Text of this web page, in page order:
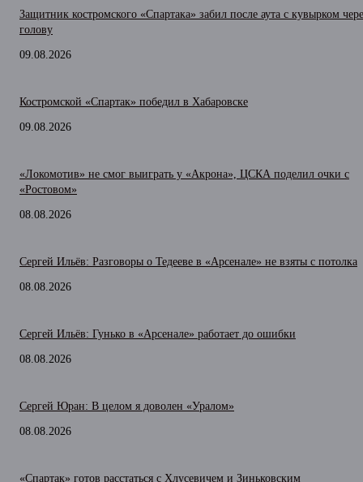
Защитник костромского «Спартака» забил после аута с кувырком
голову
09.08.2026
Костромской «Спартак» победил в Хабаровске
09.08.2026
«Локомотив» не смог выиграть у «Акрона», ЦСКА поделил очки с
«Ростовом»
08.08.2026
Сергей Ильёв: Разговоры о Тедееве в «Арсенале» не взяты с потолка
08.08.2026
Сергей Ильёв: Гунько в «Арсенале» работает до ошибки
08.08.2026
Сергей Юран: В целом я доволен «Уралом»
08.08.2026
«Спартак» готов расстаться с Хлусевичем и Зиньковским